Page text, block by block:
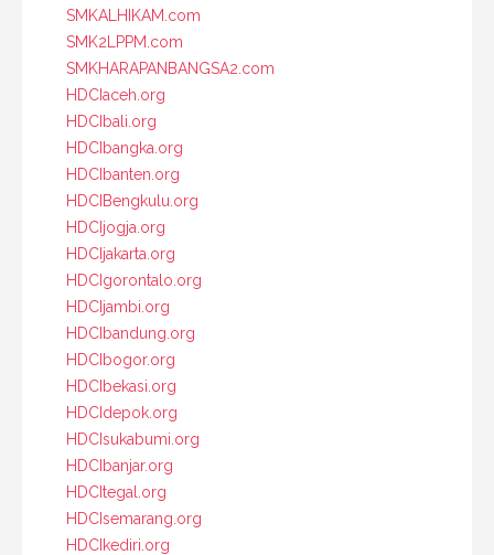
SMKALHIKAM.com
SMK2LPPM.com
SMKHARAPANBANGSA2.com
HDCIaceh.org
HDCIbali.org
HDCIbangka.org
HDCIbanten.org
HDCIBengkulu.org
HDCIjogja.org
HDCIjakarta.org
HDCIgorontalo.org
HDCIjambi.org
HDCIbandung.org
HDCIbogor.org
HDCIbekasi.org
HDCIdepok.org
HDCIsukabumi.org
HDCIbanjar.org
HDCItegal.org
HDCIsemarang.org
HDCIkediri.org